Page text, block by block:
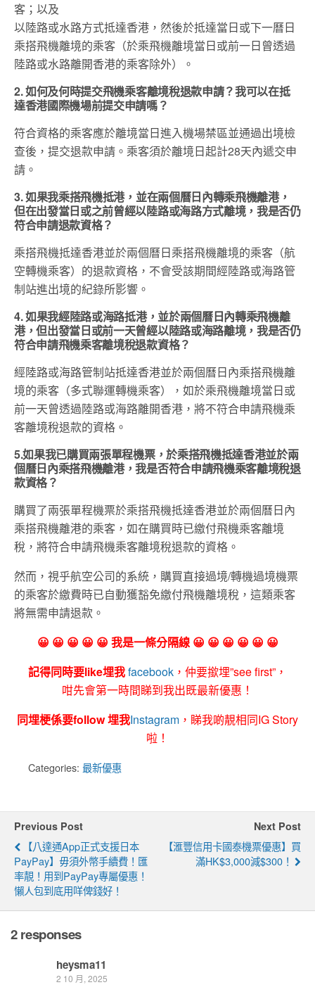
客；以及
以陸路或水路方式抵達香港，然後於抵達當日或下一曆日
乘搭飛機離境的乘客（於乘飛機離境當日或前一日曾透過
陸路或水路離開香港的乘客除外）。
2. 如何及何時提交飛機乘客離境稅退款申請？我可以在抵
達香港國際機場前提交申請嗎？
符合資格的乘客應於離境當日進入機場禁區並通過出境檢
查後，提交退款申請。乘客須於離境日起計28天內遞交申
請。
3. 如果我乘搭飛機抵港，並在兩個曆日內轉乘飛機離港，
但在出發當日或之前曾經以陸路或海路方式離境，我是否仍
符合申請退款資格？
乘搭飛機抵達香港並於兩個曆日乘搭飛機離境的乘客（航
空轉機乘客）的退款資格，不會受該期間經陸路或海路管
制站進出境的紀錄所影響。
4. 如果我經陸路或海路抵港，並於兩個曆日內轉乘飛機離
港，但出發當日或前一天曾經以陸路或海路離境，我是否仍
符合申請飛機乘客離境稅退款資格？
經陸路或海路管制站抵達香港並於兩個曆日內乘搭飛機離
境的乘客（多式聯運轉機乘客），如於乘飛機離境當日或
前一天曾透過陸路或海路離開香港，將不符合申請飛機乘
客離境稅退款的資格。
5.如果我已購買兩張單程機票，於乘搭飛機抵達香港並於兩
個曆日內乘搭飛機離港，我是否符合申請飛機乘客離境稅退
款資格？
購買了兩張單程機票於乘搭飛機抵達香港並於兩個曆日內
乘搭飛機離港的乘客，如在購買時已繳付飛機乘客離境
稅，將符合申請飛機乘客離境稅退款的資格。
然而，視乎航空公司的系統，購買直接過境/轉機過境機票
的乘客於繳費時已自動獲豁免繳付飛機離境稅，這類乘客
將無需申請退款。
😀 😀 😀 😀 😀 我是一條分隔線 😀 😀 😀 😀 😀 😀
記得同時要like埋我facebook ，仲要撳埋”see first”，
咁先會第一時間睇到我出既最新優惠！
同埋梗係要follow 埋我Instagram ，睇我啲靚相同IG Story
啦！
Categories: 最新優惠
Previous Post
【八達通app正式支援日本
PayPay】毋須外幣手續費！匯
率靚！用到PayPay專屬優惠！
懶人包到底用咩俾錢好！
Next Post
【滙豐信用卡國泰機票優惠】買
滿HK$3,000減$300！
2 responses
heysma11
2 10 月, 2025